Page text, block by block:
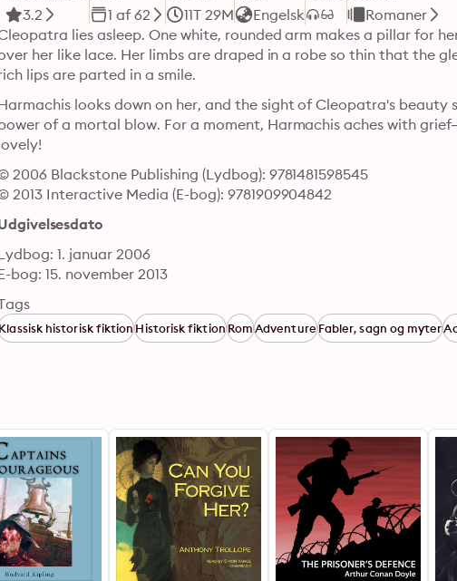
3.2 1 af 62 11T 29M Engelsk
Romaner
lies asleep. One white, rounded arm makes a pillar for
her like lace. Her limbs are draped in a robe so thin that the
lips are parted in a smile.
looks down on her, and the sight of Cleopatra's
of a mortal blow. For a moment, Harmachis aches with
2006 Blackstone Publishing (Lydbog): 9781481598545
2013 Interactive Media (E-bog): 9781909904842
1. januar 2006
bog: 15. november 2013
historisk fiktionHistorisk fiktionRomAdventureFabler, sagn og myter